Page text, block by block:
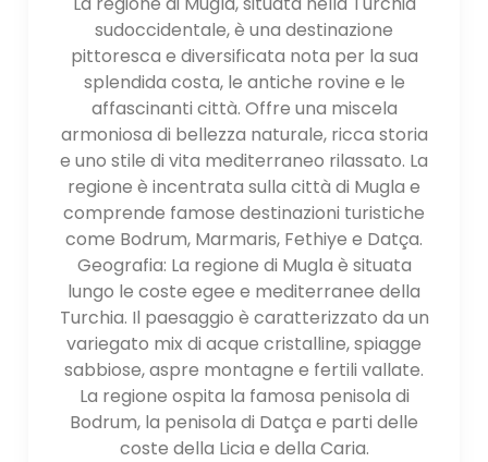
sudoccidentale, è una destinazione
pittoresca e diversificata nota per la sua
splendida costa, le antiche rovine e le
affascinanti città. Offre una miscela
armoniosa di bellezza naturale, ricca storia
e uno stile di vita mediterraneo rilassato. La
regione è incentrata sulla città di Mugla e
comprende famose destinazioni turistiche
come Bodrum, Marmaris, Fethiye e Datça.
Geografia: La regione di Mugla è situata
lungo le coste egee e mediterranee della
Turchia. Il paesaggio è caratterizzato da un
variegato mix di acque cristalline, spiagge
sabbiose, aspre montagne e fertili vallate.
La regione ospita la famosa penisola di
Bodrum, la penisola di Datça e parti delle
coste della Licia e della Caria.